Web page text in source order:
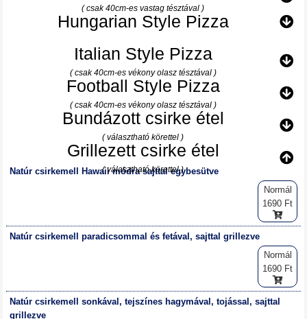
( csak 40cm-es vastag tésztával )
Hungarian Style Pizza
Italian Style Pizza
( csak 40cm-es vékony olasz tésztával )
Football Style Pizza
( csak 40cm-es vékony olasz tésztával )
Bundázott csirke étel
( választható körettel )
Grillezett csirke étel
( választható körettel )
Natúr csirkemell Hawaii módra sajttal egybesütve
Normál
1690 Ft
Natúr csirkemell paradicsommal és fetával, sajttal grillezve
Normál
1690 Ft
Natúr csirkemell sonkával, tejszínes hagymával, tojással, sajttal
grillezve